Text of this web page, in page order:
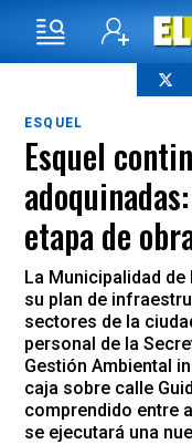
ESQUEL
Esquel
etapa de
La Municipalidad
su plan de
sectores de la
personal de la
Gestión Ambiental
caja sobre calle
comprendido entre
se ejecutará una